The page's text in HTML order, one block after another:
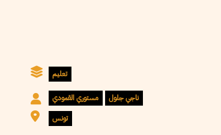
تعليم
مستوري القمودي
ناجي جلول
تونس